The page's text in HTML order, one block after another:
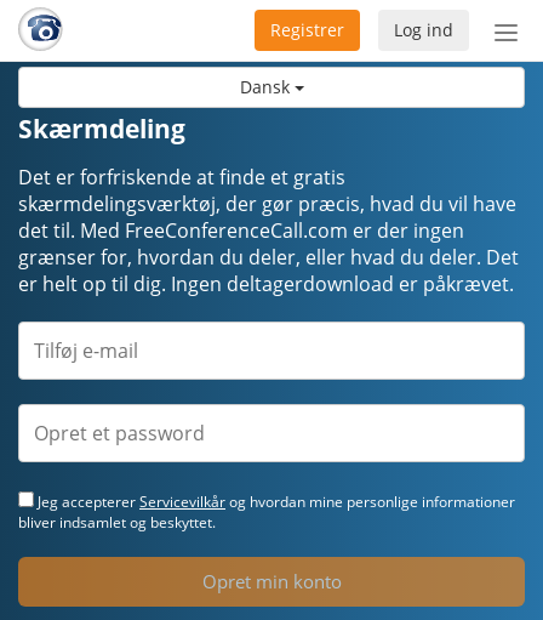
Dansk
Slå
Log ind
Registrer
Skærmdeling
Det er forfriskende at finde et gratis
skærmdelingsværktøj, der gør præcis, hvad du vil have
det til. Med FreeConferenceCall.com er der ingen
grænser for, hvordan du deler, eller hvad du deler. Det
er helt op til dig. Ingen deltagerdownload er påkrævet.
Jeg acceptererServicevilkårog hvordan mine personlige informationer
bliver indsamlet og beskyttet.
Opret min konto